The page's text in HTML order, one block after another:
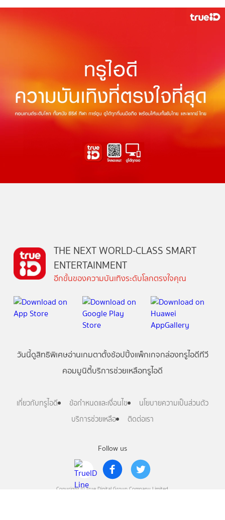
Follow us
Copyright © True Digital Group Company Limited.
THE NEXT WORLD-CLASS SMART
ENTERTAINMENT
อีกขั้นของความบันเทิงระดับโลกตรงใจคุณ
วันนี้ดูสิทธิพิเศษอ่านเกมตาตั้งช้อปปิ้งแพ็กเกจกล่องทรูไอดีทีวี
คอมมูนิตี้บริการช่วยเหลือทรูไอดี
เกี่ยวกับทรูไอดี ข้อกำหนดและเงื่อนไข
นโยบายความเป็นส่วนตัว
บริการช่วยเหลือ
ติดต่อเรา